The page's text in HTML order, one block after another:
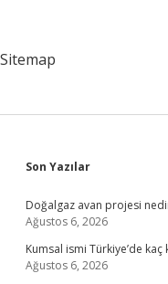
Sitemap
Sidebar
Son Yazılar
Doğalgaz avan projesi
Ağustos 6, 2026
Kumsal ismi Türkiye’de kaç
Ağustos 6, 2026